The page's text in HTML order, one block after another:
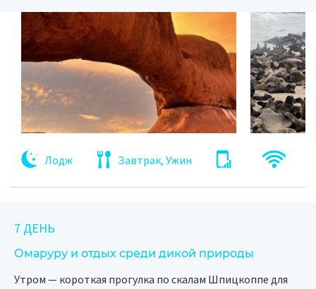
Лодж Завтрак, Ужин
7 ДЕНЬ
Омаруру и отдых среди дикой природы
Утром — короткая прогулка по скалам Шпицкоппе для